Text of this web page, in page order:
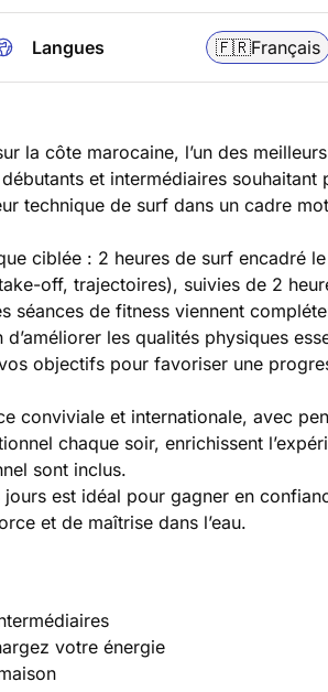
Langues 🇫🇷Français
la côte marocaine, l’un des
et intermédiaires souhaitant
technique de surf dans un cadre
ciblée : 2 heures de surf encadré
off, trajectoires), suivies de 2
séances de fitness viennent
les qualités physiques
objectifs pour favoriser une
conviviale et internationale, avec
chaque soir, enrichissent
sont inclus.
est idéal pour gagner en
et de maîtrise dans l’eau.
votre énergie